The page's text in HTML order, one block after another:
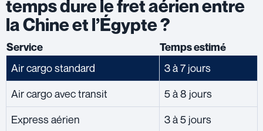
temps dure le fret aérien entre
la Chine et l’Égypte ?
Service Temps estimé
Air cargo standard
3 à 7 jours
Air cargo avec transit
5 à 8 jours
Express aérien
3 à 5 jours